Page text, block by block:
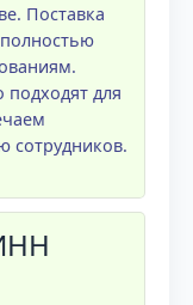
Поставка
для
сотрудников.